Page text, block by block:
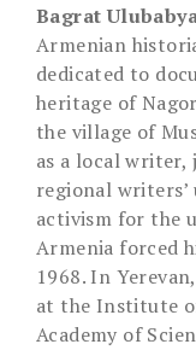
Bagrat
Armenian
dedicated to
heritage of
the village of
as a local writer,
regional
activism for the
Armenia forced
1968. In
at the Institute
Academy of